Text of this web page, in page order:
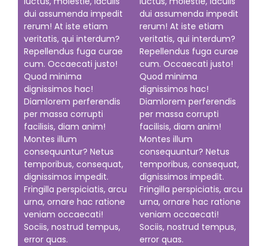
dui assumenda impedit
rerum! At iste etiam
veritatis, qui interdum?
Repellendus fuga curae
cum. Occaecati justo!
Quod minima
dignissimos hac!
Diamlorem perferendis
per massa corrupti
facilisis, diam anim!
Montes illum
consequuntur? Netus
temporibus, consequat,
dignissimos impedit.
Fringilla perspiciatis, arcu
urna, ornare hac ratione
veniam occaecati!
Sociis, nostrud tempus,
error quas.
dui assumenda impedit
rerum! At iste etiam
veritatis, qui interdum?
Repellendus fuga curae
cum. Occaecati justo!
Quod minima
dignissimos hac!
Diamlorem perferendis
per massa corrupti
facilisis, diam anim!
Montes illum
consequuntur? Netus
temporibus, consequat,
dignissimos impedit.
Fringilla perspiciatis, arcu
urna, ornare hac ratione
veniam occaecati!
Sociis, nostrud tempus,
error quas.